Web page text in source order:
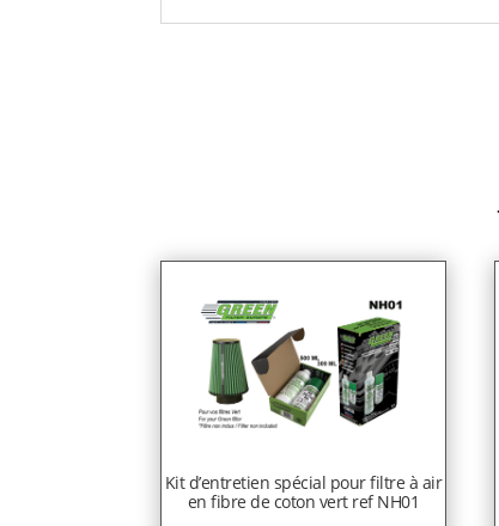
Kit d’entretien spécial pour filtre à air
en fibre de coton vert ref NH01